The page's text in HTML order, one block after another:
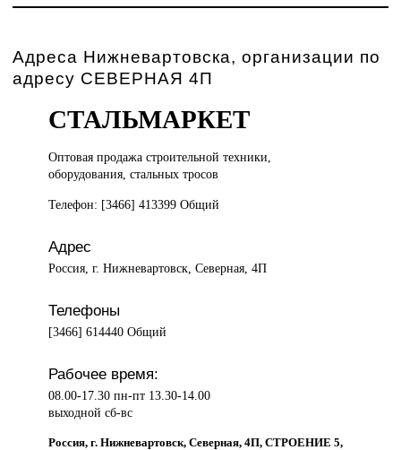
Адреса Нижневартовска, организации по
адресу СЕВЕРНАЯ 4П
СТАЛЬМАРКЕТ
Оптовая продажастроительной техники,
оборудования, стальных тросов
Телефон: [3466] 413399 Общий
Адрес
Россия, г. Нижневартовск, Северная, 4П
Телефоны
[3466] 614440 Общий
Рабочее время:
08.00-17.30 пн-пт 13.30-14.00
выходной сб-вс
Россия, г. Нижневартовск, Северная, 4П, СТРОЕНИЕ 5,